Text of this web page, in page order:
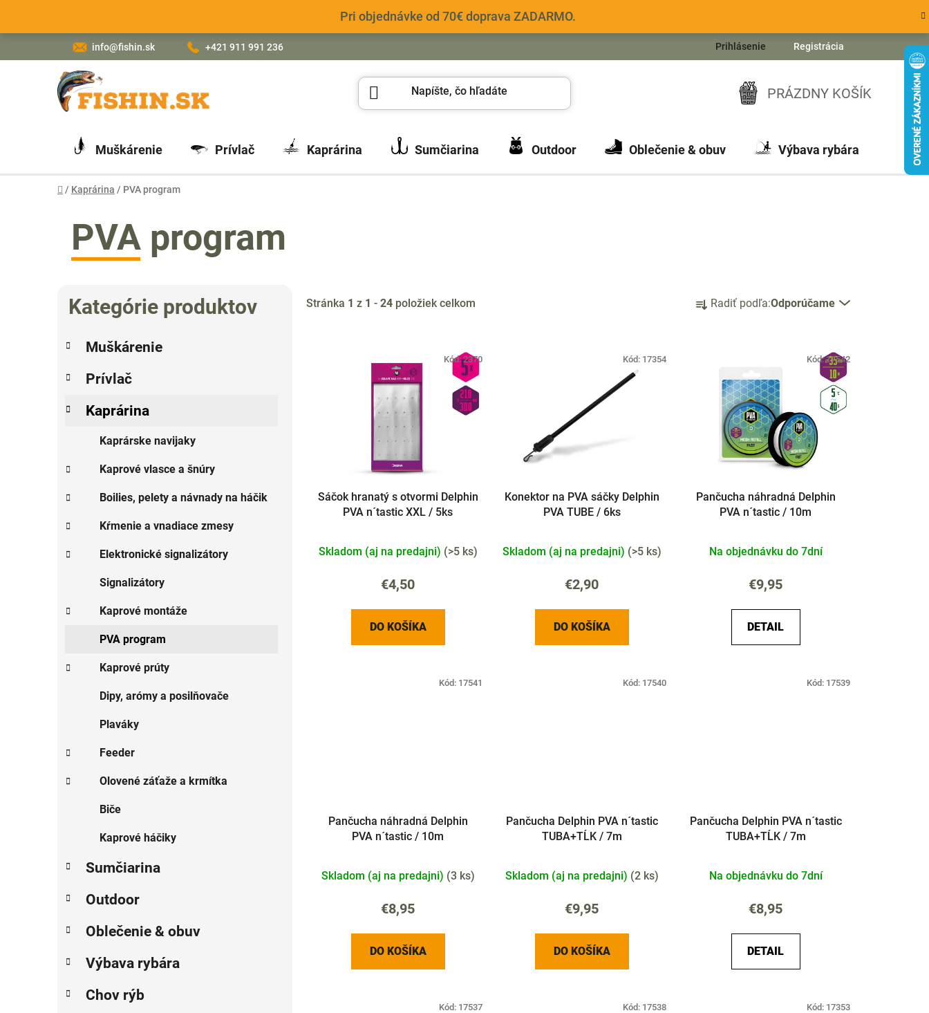
obsah
Pri objednávke od 70€ doprava ZADARMO.
info@fishin.sk +421 911 991 236 Prihlásenie Registrácia
NÁKUPNÝ
KOŠÍK
PRÁZDNY KOŠÍK
Muškárenie Prívlač Kaprárina Sumčiarina Outdoor Oblečenie & obuv Výbava rybára
Domov
/ Kaprárina / PVA program
PVA program
B
o
n
p
a
n
Preskočiť
a
e
ó
Muškárenie
Prívlač
Kaprárina
Kaprárske navijaky
Kaprové vlasce a šnúry
Boilies, pelety a návnady na háčik
Kŕmenie a vnadiace zmesy
Elektronické signalizátory
Signalizátory
Kaprové montáže
PVA program
Kaprové prúty
Dipy, arómy a posilňovače
Plaváky
Feeder
Olovené záťaže a krmítka
Biče
Kaprové háčiky
Sumčiarina
Outdoor
Oblečenie & obuv
Výbava rybára
Chov rýb
Stránka 1 z 1 - 24 položiek celkom
a
u
Radiť podľa:Odporúčame
Sáčok hranatý s otvormi Delphin
PVA n´tastic XXL / 5ks
Skladom (aj na predajni) (>5 ks)
€4,50
DO KOŠÍKA
Kód:2370
Konektor na PVA sáčky Delphin
PVA TUBE / 6ks
Skladom (aj na predajni) (>5 ks)
€2,90
DO KOŠÍKA
Kód: 17354
Pančucha náhradná Delphin
PVA n´tastic / 10m
Na objednávku do 7dní
€9,95
DETAIL
Kód:17542
Pančucha náhradná Delphin
PVA n´tastic / 10m
Skladom (aj na predajni) (3 ks)
€8,95
DO KOŠÍKA
Kód: 17541
Pančucha Delphin PVA n´tastic
TUBA+TĹK / 7m
Skladom (aj na predajni) (2 ks)
€9,95
DO KOŠÍKA
Kód: 17540
Pančucha Delphin PVA n´tastic
TUBA+TĹK / 7m
Na objednávku do 7dní
€8,95
DETAIL
Kód: 17539
Kód: 17537 Kód: 17538 Kód: 17353